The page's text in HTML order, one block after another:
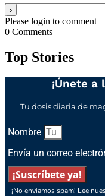
Please login to comment
0 Comments
Top Stories
¡Únete a
Tu dosis diaria de
Nombre
Envía un correo
¡Suscríbete ya!
¡No enviamos spam! Lee